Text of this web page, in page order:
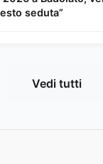
seduta”
Vedi tutti